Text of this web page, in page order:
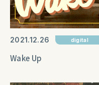
2021 12 26 digital
Wake Up